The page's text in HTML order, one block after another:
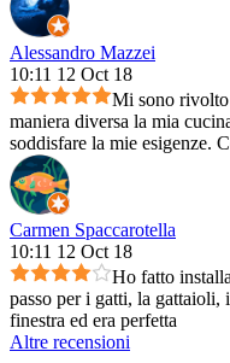
Alessandro Mazzei
10:11 12 Oct 18
Mi sono rivolto
maniera diversa la mia
soddisfare la mie esigenze.
Carmen Spaccarotella
10:11 12 Oct 18
Ho fatto
passo per i gatti, la gattaioli,
finestra ed era perfetta
Altre recensioni